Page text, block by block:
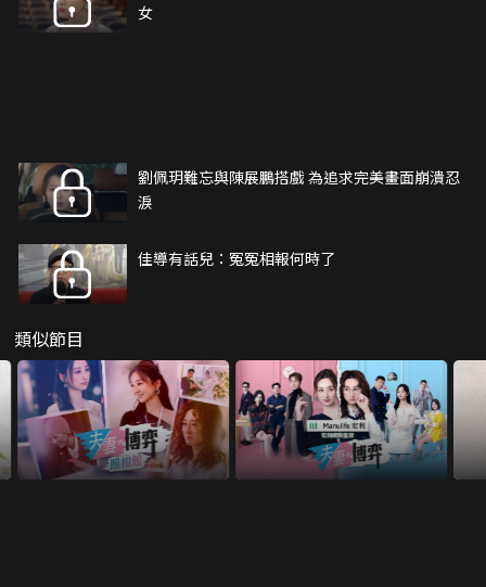
女
劉佩玥難忘與陳展鵬搭戲 為追求完美畫面崩潰忍
淚
佳導有話兒：冤冤相報何時了
類似節目